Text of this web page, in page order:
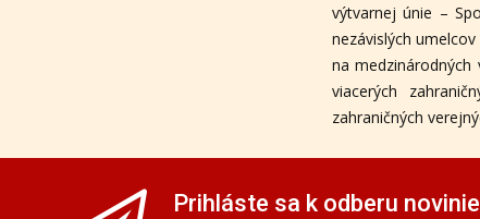
výtvarnej únie –
nezávislých
na medzinárodných
viacerých
zahraničných
Prihláste sa k odberu